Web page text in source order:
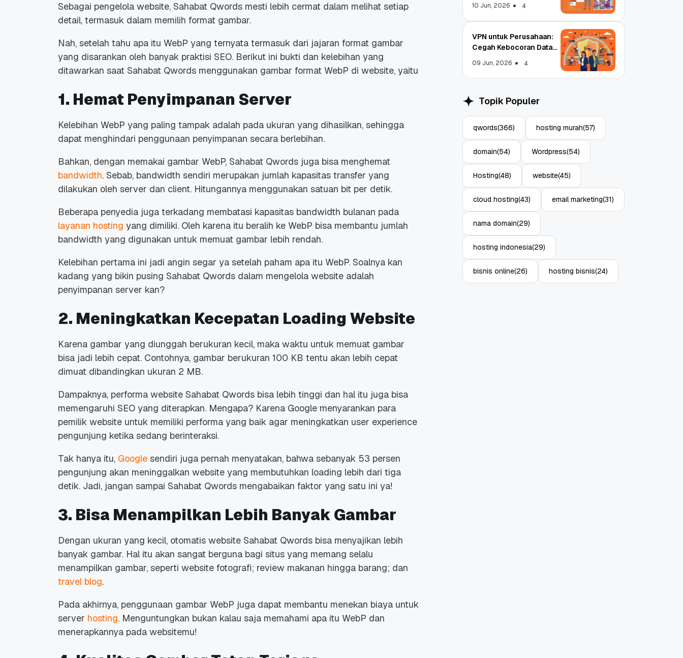
Promo Ramadan 2026:
Diskon Domain dan
Hosting Qwords
Panduan Lengkap Promo
Domain .ID dan Diskon
Terbaru
20 Nov, 2025 6
Qwords Jadi Registrar
Terakreditasi ICANN, Apa
Untungnya?
27 Jul, 2022
Object Storage untuk
Aplikasi: Atasi Limitasi
4
Sebagai pengelola website, Sahabat Qwords mesti lebih cermat dalam melihat setiap
detail, termasuk dalam memilih format gambar.
Nah, setelah tahu apa itu WebP yang ternyata termasuk dari jajaran format gambar
yang disarankan oleh banyak praktisi SEO. Berikut ini bukti dan kelebihan yang
ditawarkan saat Sahabat Qwords menggunakan gambar format WebP di website, yaitu
1. Hemat Penyimpanan Server
Kelebihan WebP yang paling tampak adalah pada ukuran yang dihasilkan, sehingga
dapat menghindari penggunaan penyimpanan secara berlebihan.
Bahkan, dengan memakai gambar WebP, Sahabat Qwords juga bisa menghemat
bandwidth. Sebab, bandwidth sendiri merupakan jumlah kapasitas transfer yang
dilakukan oleh server dan client. Hitungannya menggunakan satuan bit per detik.
Beberapa penyedia juga terkadang membatasi kapasitas bandwidth bulanan pada
layanan hosting yang dimiliki. Oleh karena itu beralih ke WebP bisa membantu jumlah
bandwidth yang digunakan untuk memuat gambar lebih rendah.
Kelebihan pertama ini jadi angin segar ya setelah paham apa itu WebP. Soalnya kan
kadang yang bikin pusing Sahabat Qwords dalam mengelola website adalah
penyimpanan server kan?
2. Meningkatkan Kecepatan Loading Website
Karena gambar yang diunggah berukuran kecil, maka waktu untuk memuat gambar
bisa jadi lebih cepat. Contohnya, gambar berukuran 100 KB tentu akan lebih cepat
dimuat dibandingkan ukuran 2 MB.
Dampaknya, performa website Sahabat Qwords bisa lebih tinggi dan hal itu juga bisa
memengaruhi SEO yang diterapkan. Mengapa? Karena Google menyarankan para
pemilik website untuk memiliki performa yang baik agar meningkatkan user experience
pengunjung ketika sedang berinteraksi.
Tak hanya itu, Google sendiri juga pernah menyatakan, bahwa sebanyak 53 persen
pengunjung akan meninggalkan website yang membutuhkan loading lebih dari tiga
detik. Jadi, jangan sampai Sahabat Qwords mengabaikan faktor yang satu ini ya!
3. Bisa Menampilkan Lebih Banyak Gambar
Dengan ukuran yang kecil, otomatis website Sahabat Qwords bisa menyajikan lebih
banyak gambar. Hal itu akan sangat berguna bagi situs yang memang selalu
menampilkan gambar, seperti website fotografi; review makanan hingga barang; dan
travel blog.
Pada akhirnya, penggunaan gambar WebP juga dapat membantu menekan biaya untuk
server hosting. Menguntungkan bukan kalau saja memahami apa itu WebP dan
menerapkannya pada websitemu!
10 Jun, 2026 4
VPN untuk Perusahaan:
Cegah Kebocoran Data
09 Jun, 2026 4
Topik Populer
qwords(366) hosting murah(57)
domain(54) Wordpress(54)
Hosting(48) website(45)
cloud hosting(43) email marketing(31)
nama domain(29)
hosting indonesia(29)
bisnis online(26) hosting bisnis(24)